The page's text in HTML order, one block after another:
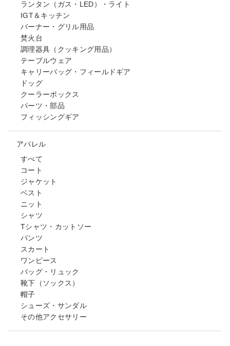
ランタン（ガス・LED）・ライト
IGT＆キッチン
バーナー・グリル用品
焚火台
調理器具（クッキング用品）
テーブルウェア
キャリーバッグ・フィールドギア
ドッグ
クーラーボックス
パーツ・部品
フィッシングギア
アパレル
すべて
コート
ジャケット
ベスト
ニット
シャツ
Tシャツ・カットソー
パンツ
スカート
ワンピース
バッグ・リュック
靴下（ソックス）
帽子
シューズ・サンダル
その他アクセサリー